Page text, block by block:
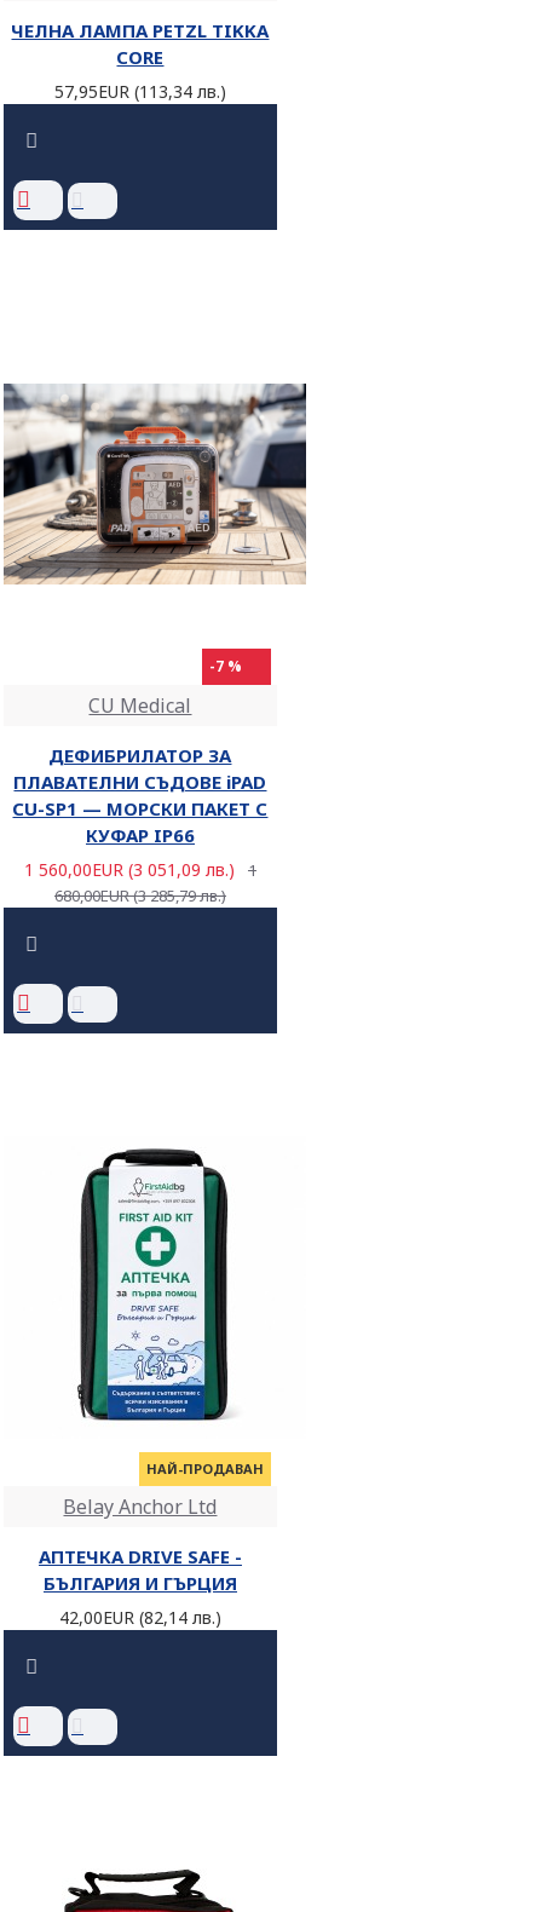
ЧЕЛНА ЛАМПА PETZL TIKKA
CORE
57,95EUR (113,34 лв.)
-7 %
CU Medical
ДЕФИБРИЛАТОР ЗА
ПЛАВАТЕЛНИ СЪДОВЕ iPAD
CU-SP1 — МОРСКИ ПАКЕТ С
КУФАР IP66
1 560,00EUR (3 051,09 лв.)
1
680,00EUR (3 285,79 лв.)
НАЙ-ПРОДАВАН
Belay Anchor Ltd
АПТЕЧКА DRIVE SAFE -
БЪЛГАРИЯ И ГЪРЦИЯ
42,00EUR (82,14 лв.)